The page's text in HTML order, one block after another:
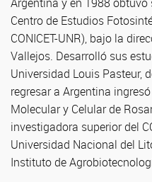
Centro de Estudios
CONICET-UNR), bajo la
Vallejos. Desarrolló sus
Universidad Louis Pasteur,
regresar a Argentina
Molecular y Celular de
investigadora superior del
Universidad Nacional del
Instituto de